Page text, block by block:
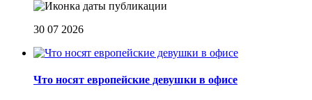
30 07 2026
Что носят европейские девушки в офисе